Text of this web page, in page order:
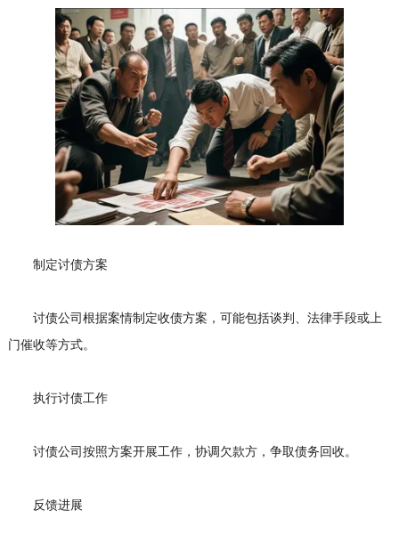
制定讨债方案
讨债公司根据案情制定收债方案，可能包括谈判、法律手段或上
门催收等方式。
执行讨债工作
讨债公司按照方案开展工作，协调欠款方，争取债务回收。
反馈进展